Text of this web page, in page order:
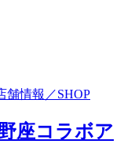
舗情報／SHOP
座コラボア